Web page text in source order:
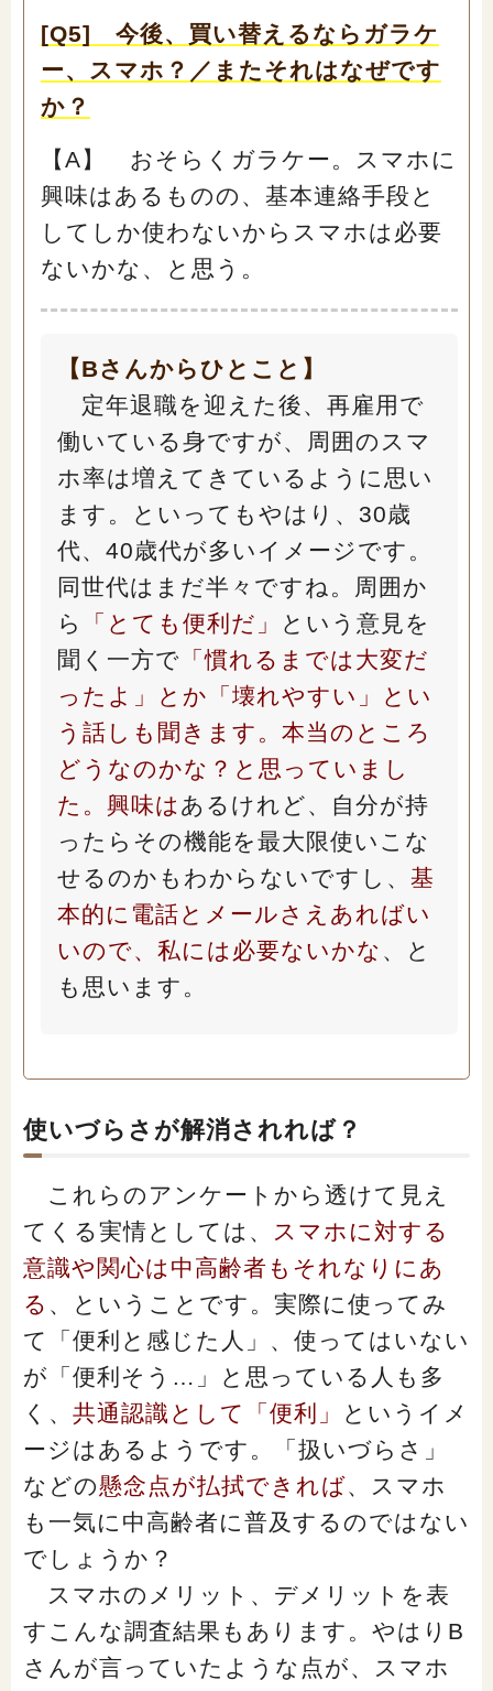
[Q5] 今後、買い替えるならガラケ
ー、スマホ？／またそれはなぜです
か？
【A】 おそらくガラケー。スマホに
興味はあるものの、基本連絡手段と
してしか使わないからスマホは必要
ないかな、と思う。
【Bさんからひとこと】
定年退職を迎えた後、再雇用で
働いている身ですが、周囲のスマ
ホ率は増えてきているように思い
ます。といってもやはり、30歳
代、40歳代が多いイメージです。
同世代はまだ半々ですね。周囲か
ら
「とても便利だ」
という意見を
聞く一方で 「慣れるまでは大変だ
ったよ」とか「壊れやすい」とい
う話しも聞きます。本当のところ
どうなのかな？と思っていまし
た。興味は あるけれど、自分が持
ったらその機能を最大限使いこな
せるのかもわからないですし、 基
本的に電話とメールさえあればい
いので、私には必要ないかな 、と
も思います。
使いづらさが解消されれば？
これらのアンケートから透けて見え
てくる実情としては、
スマホに対する
意識や関心は中高齢者もそれなりにあ
る 、ということです。実際に使ってみ
て「便利と感じた人」、使ってはいない
が「便利そう…」と思っている人も多
く、 共通認識として「便利」
というイメ
ージはあるようです。「扱いづらさ」
などの懸念点が払拭できれば、スマホ
も一気に中高齢者に普及するのではない
でしょうか？
スマホのメリット、デメリットを表
すこんな調査結果もあります。やはりB
さんが言っていたような点が、スマホ